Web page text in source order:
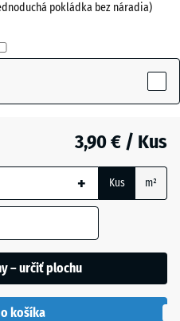
pokládka bez náradia)
3,90 € / Kus
+ Kus m²
– určiť plochu
košíka